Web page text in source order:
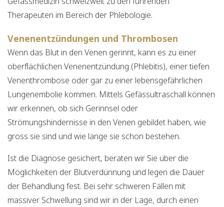
Therapeuten im Bereich der Phlebologie.
Venenentzündungen und Thrombosen
Wenn das Blut in den Venen gerinnt, kann es zu einer
oberflächlichen Venenentzündung (Phlebitis), einer tiefen
Venenthrombose oder gar zu einer lebensgefährlichen
Lungenembolie kommen. Mittels Gefässultraschall können
wir erkennen, ob sich Gerinnsel oder
Strömungshindernisse in den Venen gebildet haben, wie
gross sie sind und wie lange sie schon bestehen.
Ist die Diagnose gesichert, beraten wir Sie über die
Möglichkeiten der Blutverdünnung und legen die Dauer
der Behandlung fest. Bei sehr schweren Fällen mit
massiver Schwellung sind wir in der Lage, durch einen